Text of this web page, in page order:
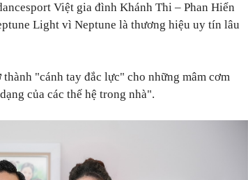
Việt gia đình Khánh Thi – Phan Hiển
Light vì Neptune là thương hiệu uy tín lâu
"cánh tay đắc lực" cho những mâm cơm
của các thế hệ trong nhà".